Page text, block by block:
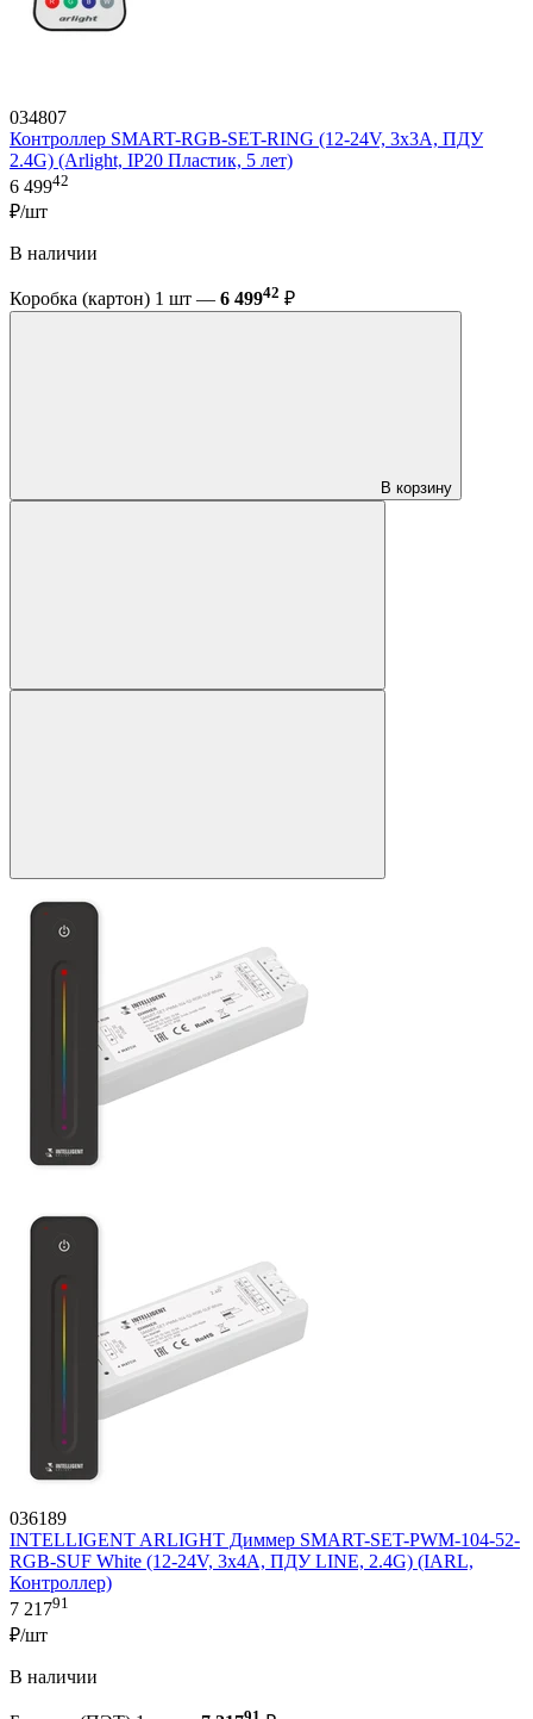
034807
Контроллер SMART-RGB-SET-RING (12-24V, 3x3A, ПДУ
2.4G) (Arlight, IP20 Пластик, 5 лет)
6 49942
₽/шт
В наличии
Коробка (картон) 1 шт — 6 49942 ₽
В корзину
036189
INTELLIGENT ARLIGHT Диммер SMART-SET-PWM-104-52-
RGB-SUF White (12-24V, 3x4A, ПДУ LINE, 2.4G) (IARL,
Контроллер)
7 21791
₽/шт
В наличии